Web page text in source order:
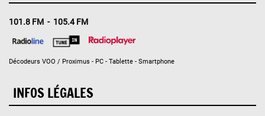
101.8 FM - 105.4 FM
Décodeurs VOO / Proximus - PC - Tablette - Smartphone
INFOS LÉGALES